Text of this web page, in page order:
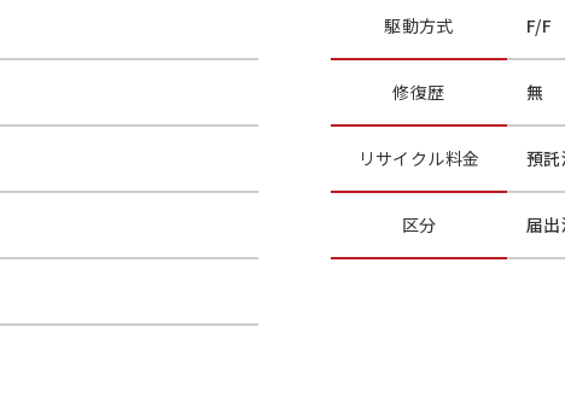
駆動方式 F/F
修復歴 無
リサイクル料金 預
区分 届出